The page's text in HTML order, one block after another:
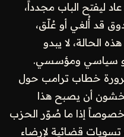
ليفتح الباب مجدداً،
قد أُلغي أو عُلّق،
الحالة، لا يبدو
هو سياسي ومؤسسي.
خطاب ترامب حول
أن يصبح هذا
خصوصاً إذا ما صُوّر الحزب
تسويات قضائية لإرضاء